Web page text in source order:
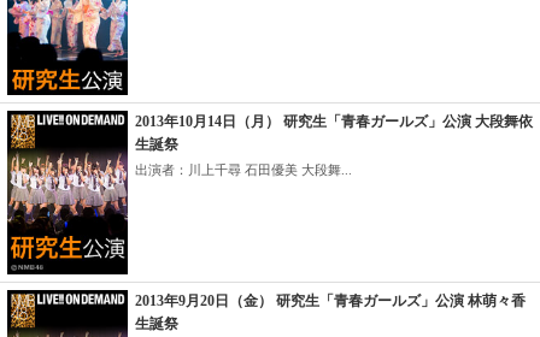
2013年10月14日（月） 研究生「青春ガールズ」公演 大段舞依
生誕祭
出演者：川上千尋 石田優美 大段舞...
2013年9月20日（金） 研究生「青春ガールズ」公演 林萌々香
生誕祭